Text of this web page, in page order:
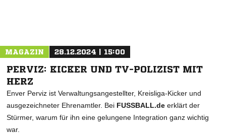
MAGAZIN 28.12.2024 | 15:00
PERVIZ: KICKER UND TV-POLIZIST MIT
HERZ
Enver Perviz ist Verwaltungsangestellter, Kreisliga-Kicker und
ausgezeichneter Ehrenamtler. Bei FUSSBALL.de erklärt der
Stürmer, warum für ihn eine gelungene Integration ganz wichtig
war.